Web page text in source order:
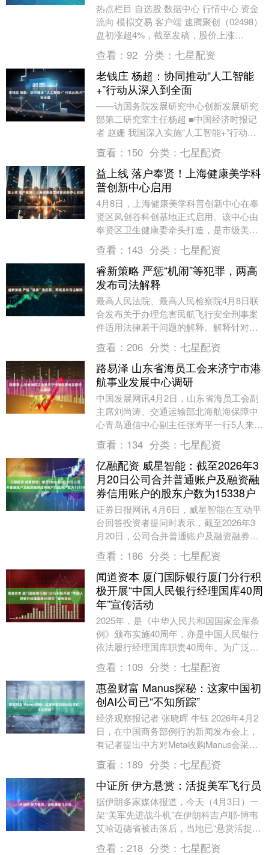
热点栏目 自选股 数据中心 行情中心 资金
流向 模拟交易 客户端 速腾聚创（02498）
盘初涨超4%，截至发稿，股价上涨
3.86%，现报36.04港元，成交额9....
查看： 92 分类： 七星配资
老钱庄 杨超：协同推动“人工智能
+”行动从深入到全面
——访国务院发展研究中心创新发展研究
部第二研究室主任杨超 ■中国经济时报记
者 赵姗 我国深入实施“人工智能+”行动，
以科技创新引领产业创新、以产业升级促
进科技迭....
查看： 150 分类： 七星配资
益上线 落户奉贤！上海健康美学科
普创新中心启用
4月8日，上海健康美学科普创新中心在奉
贤区凤创谷科创基地正式启用。该中心由
奉贤区卫生健康委牵头打造，是市级美学
健康科普平台，立足东方美谷产业高地，
整合全市优质资....
查看： 143 分类： 七星配资
睿新策略 严惩“机闹”等犯罪，两高
发布司法解释
最高人民法院、最高人民检察院4月8日联
合发布关于办理危害民航飞行安全刑事案
件适用法律若干问题的解释。解释针对现
阶段依法惩治危害民航飞行安全刑事犯罪
的实际情况和存....
查看： 206 分类： 七星配资
路易泽 山东省海员工会来济宁市港
航事业发展中心调研
中国发展网讯4月2日，山东省海员工会副
主席刘尚涛、交通运输部北海航海保障中
心青岛通信中心副主任张寿平一行5人来济
宁市港航事业发展中心开展调研活动。中
心党委副书记....
查看： 134 分类： 七星配资
亿融配资 威星智能：截至2026年3
月20日公司合并普通账户及融资融
券信用账户的股东户数为15338户
证券日报网讯 4月6日，威星智能在互动平
台回答投资者提问时表示，截至2026年3
月20日，公司合并普通账户及融资融券信
用账户的股东户数为15338户。....
查看： 186 分类： 七星配资
闻道资本 厦门国际银行厦门分行积
极开展“中国人民银行经理国库40周
年”宣传活动
2025年，是《中华人民共和国国家金库条
例》颁布实施40周年，亦是中国人民银行
依法履行经理国库职责40周年。为广泛普
及国库相关知识，大力宣传经理国库制度
优势，充....
查看： 109 分类： 七星配资
惠盈财富 Manus探秘：这家中国初
创AI公司已“不知所踪”
经济观察报记者 张晓晖 牛钰 2026年4月2
日，在中国商务部例行的新闻发布会上，
有记者提出中方对Meta收购Manus会采取
哪些措施以及企业跨国经营的相关问题....
查看： 189 分类： 七星配资
中证所 伊方悬赏：活捉美军飞行员
据伊朗多家媒体报道，今天（4月3日）一
架“美军先进战斗机”在伊朗科吉卢耶-博韦
艾哈迈德省被击落后，当地已“悬赏活捉美
军飞行员”。 据伊朗塔斯尼姆通讯社稍早
查看： 218 分类： 七星配资